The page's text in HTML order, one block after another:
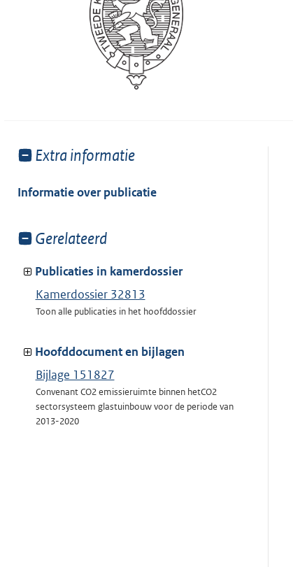
Toon
van:
Extra informatie
Informatie over publicatie
Toon
van:
Gerelateerd
Publicaties in kamerdossier
Kamerdossier 32813
Toon alle publicaties in het hoofddossier
Hoofddocument en bijlagen
Bijlage 151827
Convenant CO2 emissieruimte binnen hetCO2
sectorsysteem glastuinbouw voor de periode van
2013-2020